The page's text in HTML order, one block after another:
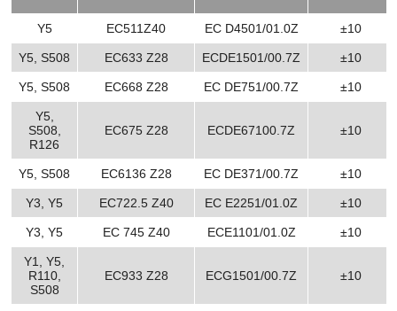
Y5 EC511Z40 EC D4501/01.0Z ±10
Y5, S508 EC633 Z28 ECDE1501/00.7Z ±10
Y5, S508 EC668 Z28 EC DE751/00.7Z ±10
Y5,
S508,
R126
EC675 Z28 ECDE67100.7Z ±10
Y5, S508 EC6136 Z28 EC DE371/00.7Z ±10
Y3, Y5 EC722.5 Z40 EC E2251/01.0Z ±10
Y3, Y5 EC 745 Z40 ECE1101/01.0Z ±10
Y1, Y5,
R110,
S508
EC933 Z28 ECG1501/00.7Z ±10